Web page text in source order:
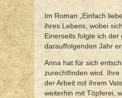
Im Roman „Einfach
ihres Lebens, wobei
Einerseits folgte ich
darauffolgenden Jahr
Anna hat für sich
zurechtfinden wird.
der Arbeit mit ihrem
weiterhin mit Töpferei,